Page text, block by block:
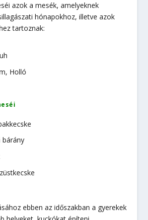
azok a mesék, amelyeknek
hónapokhoz, illetve azok
tartoznak:
Holló
bárány
ebben az időszakban a gyerekek